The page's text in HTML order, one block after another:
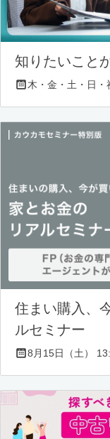
知りたいこと
住まい購入、
ルセミナー
8月15日（土）